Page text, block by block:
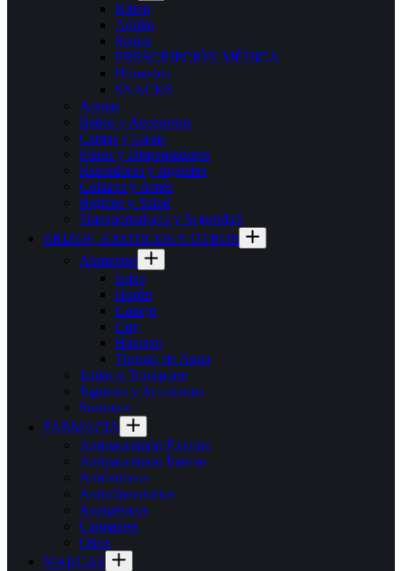
Kitten
Adulto
Senior
PRESCRIPCIÓN MÉDICA
Húmedos
SNACKS
Arenas
Baños y Accesorios
Camas y Casas
Platos y Dispensadores
Rascadores y Juguetes
Collares y Arnés
Higiene y Salud
Transportadores y Seguridad
ERIZOS, EXOTICOS Y OTROS
Alimentos
Erizo
Hurón
Conejo
Cuy
Hamster
Tortuga de Agua
Jaulas y Transporte
Juguetes y Accesorios
Sustratos
FARMACIA
Antiparasitario Externo
Antiparasitario Interno
Antibióticos
Antinflamatorios
Analgésicos
Calmantes
Otros
MARCAS